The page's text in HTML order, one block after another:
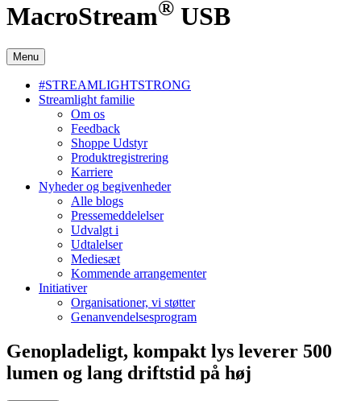
MacroStream® USB
Menu
#STREAMLIGHTSTRONG
Streamlight familie
Om os
Feedback
Shoppe Udstyr
Produktregistrering
Karriere
Nyheder og begivenheder
Alle blogs
Pressemeddelelser
Udvalgt i
Udtalelser
Mediesæt
Kommende arrangementer
Initiativer
Organisationer, vi støtter
Genanvendelsesprogram
Genopladeligt, kompakt lys leverer 500
lumen og lang driftstid på høj